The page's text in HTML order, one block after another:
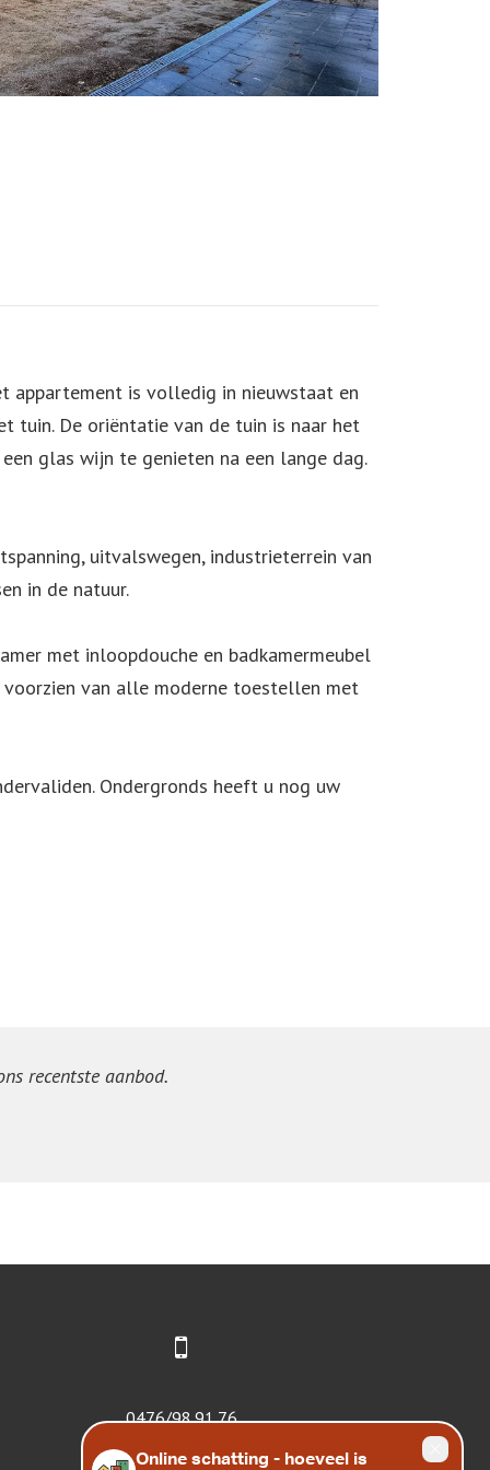
appartement is volledig in nieuwstaat en
tuin. De oriëntatie van de tuin is naar het
glas wijn te genieten na een lange dag.
uitvalswegen, industrieterrein van
in de natuur.
met inloopdouche en badkamermeubel
van alle moderne toestellen met
Ondergronds heeft u nog uw
recentste aanbod.
0476/98.91.76